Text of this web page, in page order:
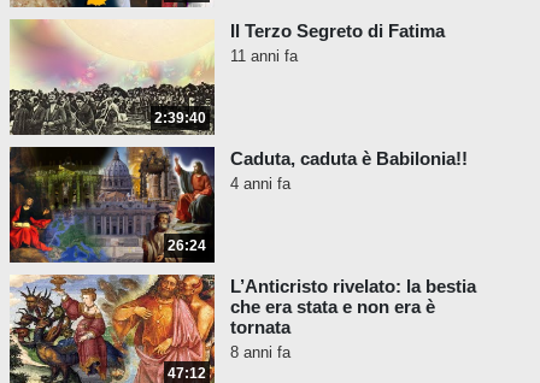
Papa Francesco «Leggi contro
l'omosessualità ingiuste, non è
un crimine» -
Gennaio 2023
Per papa Francesco «essere
omosessuale non è un
crimine» -
2023
Papa Francesco «Leggi contro
l'omosessualità ingiuste, non è
un crimine» -CorriereTV, 25
Gennaio 2023
2:39:40
Il Terzo Segreto di Fatima
11 anni fa
26:24
Caduta, caduta è Babilonia!!
4 anni fa
47:12
L’Anticristo rivelato: la bestia
che era stata e non era è
tornata
8 anni fa